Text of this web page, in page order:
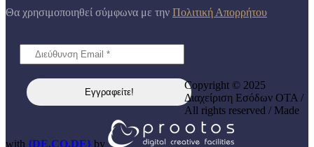
Θα χρησιμοποιηθεί σύμφωνα με την Πολιτική Απορρήτου
Copyright © 2025
Διαχείριση Εσόδων ΟΤΑ /
All rights reserved / Made
with {DE.CO.DE} by